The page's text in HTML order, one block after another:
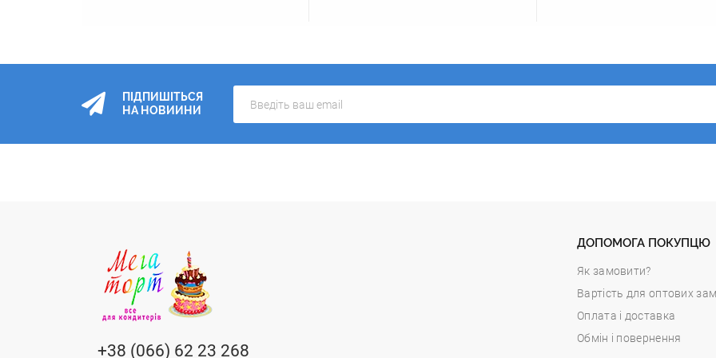
ПІДПИШІТЬСЯ
НА НОВИИНИ
+38 (066) 62 23 268
ДОПОМОГА ПОКУПЦЮ
Як замовити?
Вартість для оптових
Оплата і доставка
Обмін і повернення